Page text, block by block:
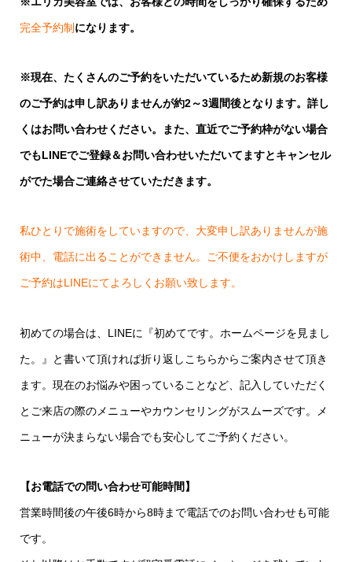
完全予約制 になります。
※現在、たくさんのご予約をいただいているため新規のお客様
のご予約は申し訳ありませんが約2～3週間後となります。詳し
くはお問い合わせください。また、直近でご予約枠がない場合
でもLINEでご登録＆お問い合わせいただいてますとキャンセル
がでた場合ご連絡させていただきます。
私ひとりで施術をしていますので、大変申し訳ありませんが施
術中、電話に出ることができません。ご不便をおかけしますが
ご予約はLINEにてよろしくお願い致します。
初めての場合は、LINEに『初めてです。ホームページを見まし
た。』と書いて頂ければ折り返しこちらからご案内させて頂き
ます。現在のお悩みや困っていることなど、記入していただく
とご来店の際のメニューやカウンセリングがスムーズです。メ
ニューが決まらない場合でも安心してご予約ください。
【お電話での問い合わせ可能時間】
営業時間後の午後6時から8時まで電話でのお問い合わせも可能
です。